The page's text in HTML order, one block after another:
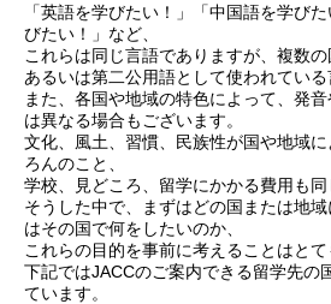
「英語を学びたい！」「中国語を学び
びたい！」など、
これらは同じ言語でありますが、複数の
あるいは第二公用語として使われている
また、各国や地域の特色によって、発
は異なる場合もございます。
文化、風土、習慣、民族性が国や地域
ろんのこと、
学校、見どころ、留学にかかる費用も同
そうした中で、まずはどの国または地
はその国で何をしたいのか、
これらの目的を事前に考えることはとて
下記ではJACCのご案内できる留学先の
ています。